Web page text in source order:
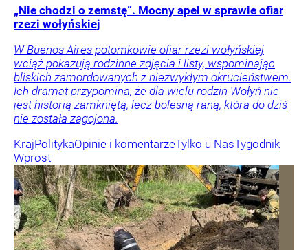
„Nie chodzi o zemstę”. Mocny apel w sprawie ofiar
rzezi wołyńskiej
W Buenos Aires potomkowie ofiar rzezi wołyńskiej
wciąż pokazują rodzinne zdjęcia i listy, wspominając
bliskich zamordowanych z niezwykłym okrucieństwem.
Ich dramat przypomina, że dla wielu rodzin Wołyń nie
jest historią zamkniętą, lecz bolesną raną, która do dziś
nie została zagojona.
KrajPolitykaOpinie i komentarzeTylko u NasTygodnik
Wprost